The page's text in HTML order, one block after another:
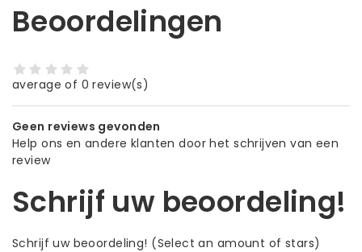
Beoordelingen
average of 0 review(s)
Geen reviews gevonden
Help ons en andere klanten door het schrijven van een
review
Schrijf uw beoordeling!
Schrijf uw beoordeling! (Select an amount of stars)